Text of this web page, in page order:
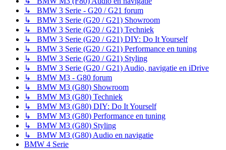
↳ BMW 3 Serie - G20 / G21 forum
↳ BMW 3 Serie (G20 / G21) Showroom
↳ BMW 3 Serie (G20 / G21) Techniek
↳ BMW 3 Serie (G20 / G21) DIY: Do It Yourself
↳ BMW 3 Serie (G20 / G21) Performance en tuning
↳ BMW 3 Serie (G20 / G21) Styling
↳ BMW 3 Serie (G20 / G21) Audio, navigatie en iDrive
↳ BMW M3 - G80 forum
↳ BMW M3 (G80) Showroom
↳ BMW M3 (G80) Techniek
↳ BMW M3 (G80) DIY: Do It Yourself
↳ BMW M3 (G80) Performance en tuning
↳ BMW M3 (G80) Styling
↳ BMW M3 (G80) Audio en navigatie
BMW 4 Serie